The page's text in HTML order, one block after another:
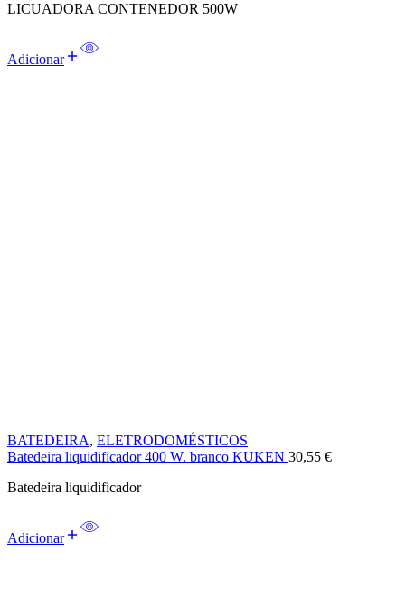
LICUADORA CONTENEDOR 500W
Adicionar
BATEDEIRA, ELETRODOMÉSTICOS
Batedeira liquidificador 400 W. branco KUKEN 30,55 €
Batedeira liquidificador
Adicionar